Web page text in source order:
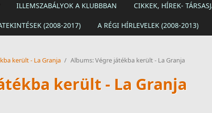
ILLEMSZABÁLYOK A KLUBBBAN CIKKEK, HÍREK-
(2008-2017) A RÉGI HÍRLEVELEK (2008-2013)
került - La Granja / Albums: Végre játékba került - La Granja
került - La Granja